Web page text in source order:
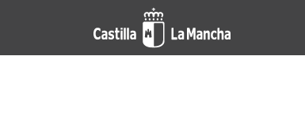
Pasar al contenido principal
Actualidad de la región